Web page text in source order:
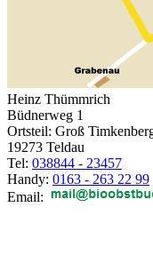
Heinz Thümmrich
Büdnerweg 1
Ortsteil: Groß
19273 Teldau
Tel: 038844 - 23457
Handy: 0163 - 263 22 99
Email: